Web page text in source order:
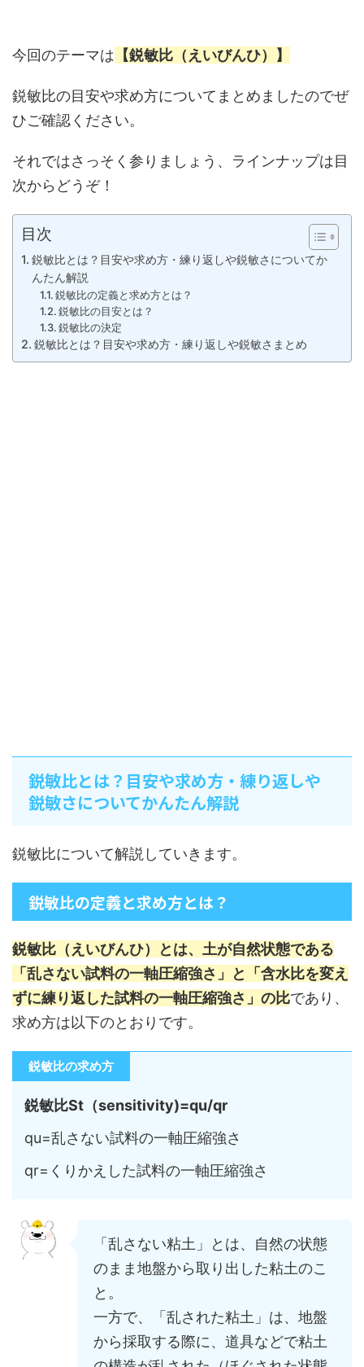
今回のテーマは 【鋭敏比（えいびんひ）】
鋭敏比の目安や求め方についてまとめましたのでぜ
ひご確認ください。
それではさっそく参りましょう、ラインナップは目
次からどうぞ！
目次
鋭敏比とは？目安や求め方・練り返しや鋭敏さについてか
んたん解説
鋭敏比の定義と求め方とは？
鋭敏比の目安とは？
鋭敏比の決定
鋭敏比とは？目安や求め方・練り返しや鋭敏さまとめ
鋭敏比とは？目安や求め方・練り返しや
鋭敏さについてかんたん解説
鋭敏比について解説していきます。
鋭敏比の定義と求め方とは？
鋭敏比（えいびんひ）とは、土が自然状態である
「乱さない試料の一軸圧縮強さ」と「含水比を変え
ずに練り返した試料の一軸圧縮強さ」の比であり、
求め方は以下のとおりです。
鋭敏比の求め方
鋭敏比St（sensitivity)=qu/qr
qu=乱さない試料の一軸圧縮強さ
qr=くりかえした試料の一軸圧縮強さ
「乱さない粘土」とは、自然の状態
のまま地盤から取り出した粘土のこ
と。
一方で、「乱された粘土」は、地盤
から採取する際に、道具などで粘土